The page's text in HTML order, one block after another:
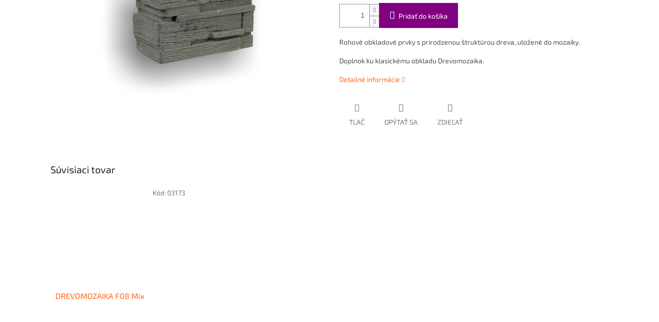
Pridať do košíka
Rohové obkladové prvky s prirodzenou štruktúrou dreva, uložené do mozaiky.
Doplnok ku klasickému obkladu Drevomozaika.
Detailné informácie
TLAČ OPÝTAŤ SA ZDIEĽAŤ
Súvisiaci tovar
DREVOMOZAIKA F08 Mix
Kód: 03173